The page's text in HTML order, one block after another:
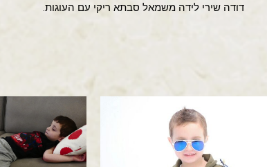
דודה שירי לידה משמאל סבתא ריקי עם העוגות.